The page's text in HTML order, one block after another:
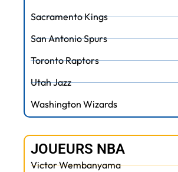
Sacramento Kings
San Antonio Spurs
Toronto Raptors
Utah Jazz
Washington Wizards
JOUEURS NBA
Victor Wembanyama